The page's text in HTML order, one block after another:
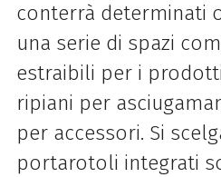
conterrà determinati
una serie di spazi
estraibili per i
ripiani per
per accessori. Si
portarotoli integrati